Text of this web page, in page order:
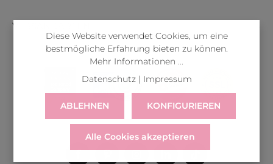
VERSANDARTEN
Diese Website verwendet Cookies, um eine
bestmögliche Erfahrung bieten zu können.
Mehr Informationen ...
Datenschutz| Impressum
ABLEHNEN KONFIGURIEREN
Alle Cookies akzeptieren